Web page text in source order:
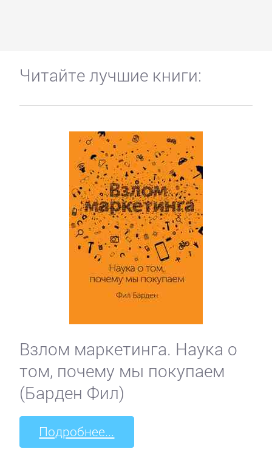
Читайте лучшие книги:
Взлом маркетинга. Наука о
том, почему мы покупаем
(Барден Фил)
Подробнее...